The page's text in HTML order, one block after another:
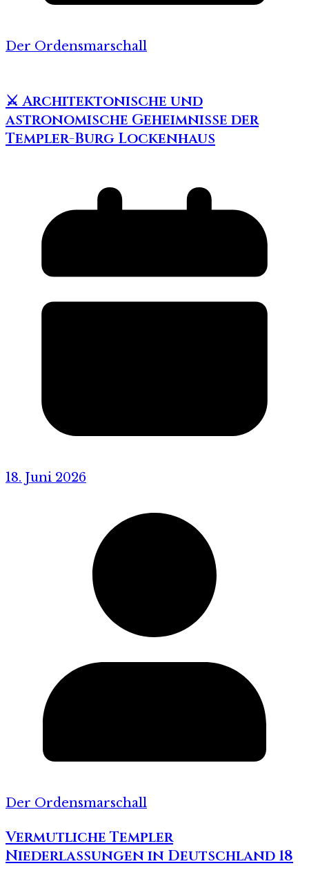
Der Ordensmarschall
⚔️ Architektonische und
astronomische Geheimnisse der
Templer-Burg Lockenhaus
18. Juni 2026
Der Ordensmarschall
Vermutliche Templer
Niederlassungen in Deutschland 18